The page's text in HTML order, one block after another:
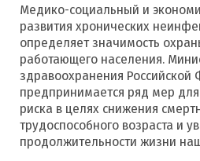
Медико-социальный и
развития хронических
определяет значимость
работающего населения.
здравоохранения Российской
предпринимается ряд мер
риска в целях снижения
трудоспособного возраста и
продолжительности жизни